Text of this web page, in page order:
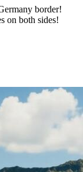
border!
on both sides!